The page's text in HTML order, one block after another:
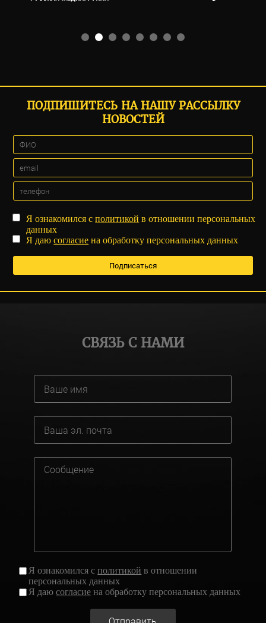
ПОДПИШИТЕСЬ НА НАШУ РАССЫЛКУ
НОВОСТЕЙ
Я ознакомился сполитикой в отношении персональных
данных
Я даюсогласие на обработку персональных данных
СВЯЗЬ С НАМИ
Я ознакомился сполитикой в отношении
персональных данных
Я даюсогласие на обработку персональных данных